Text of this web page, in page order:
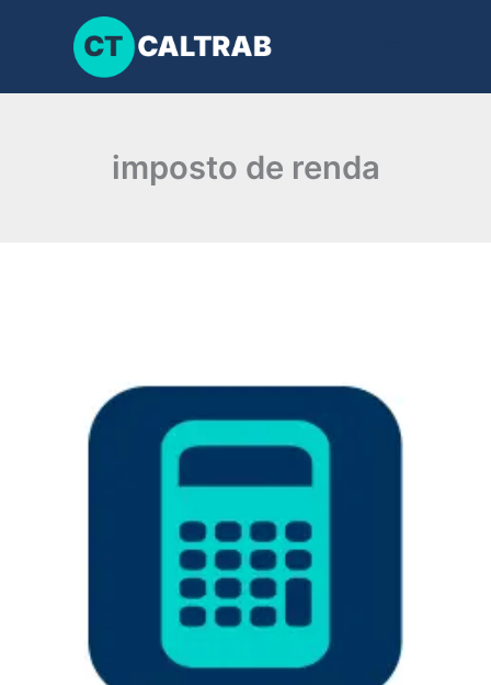
conteúdo
imposto de renda